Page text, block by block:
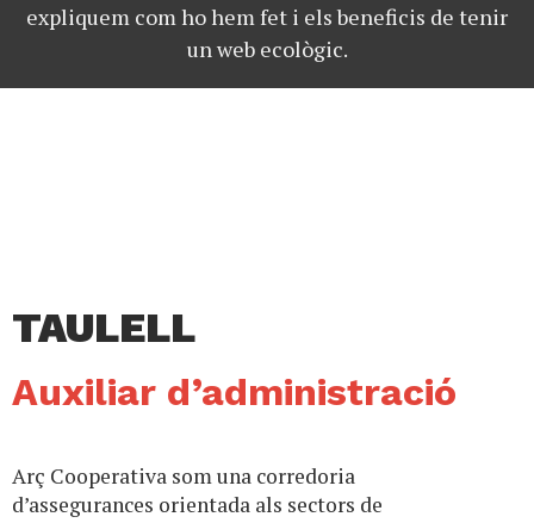
expliquem com ho hem fet i els beneficis de tenir
un web ecològic.
TAULELL
Auxiliar d’administració
Arç Cooperativa som una corredoria
d’assegurances orientada als sectors de